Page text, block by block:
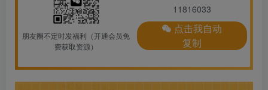
朋友圈不定时发福利（开通会员免
费获取资源）
11816033
点击我自动
复制